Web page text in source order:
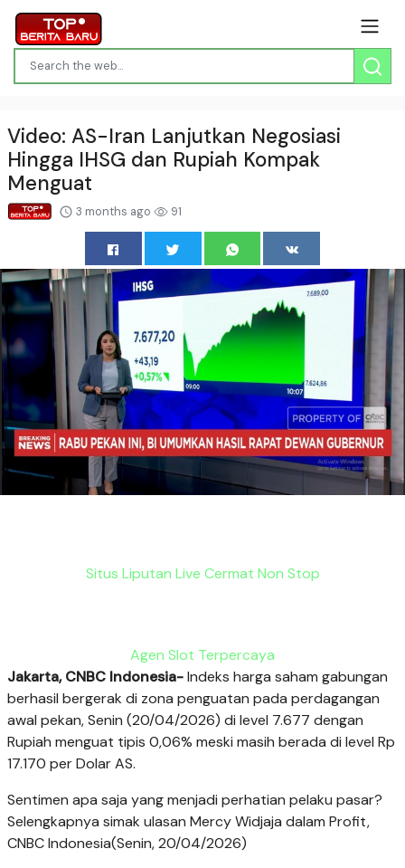
Video: AS-Iran Lanjutkan Negosiasi
Hingga IHSG dan Rupiah Kompak
Menguat
3 months ago 91
Situs Liputan Live Cermat Non Stop
Agen Slot Terpercaya
Jakarta, CNBC Indonesia-Indeks harga saham gabungan
berhasil bergerak di zona penguatan pada perdagangan
awal pekan, Senin (20/04/2026) di level 7.677 dengan
Rupiah menguat tipis 0,06% meski masih berada di level Rp
17.170 per Dolar AS.
Sentimen apa saja yang menjadi perhatian pelaku pasar?
Selengkapnya simak ulasan Mercy Widjaja dalam Profit,
CNBC Indonesia(Senin, 20/04/2026)